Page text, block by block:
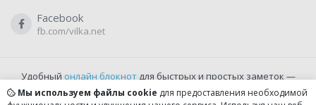
Facebook
fb.com/vilka.net
Удобный онлайн блокнотдля быстрых и простых заметок —
бесплатно и доступно прямо из браузера.
Мы используем файлы cookie для предоставления необходимой